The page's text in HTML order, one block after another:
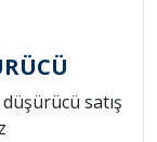
satış